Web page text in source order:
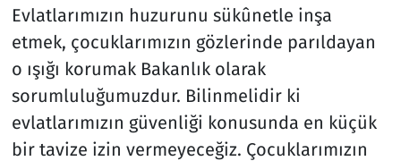
Evlatlarımızın huzurunu sükûnetle inşa
etmek, çocuklarımızın gözlerinde parıldayan
o ışığı korumak Bakanlık olarak
sorumluluğumuzdur. Bilinmelidir ki
evlatlarımızın güvenliği konusunda en küçük
bir tavize izin vermeyeceğiz. Çocuklarımızın